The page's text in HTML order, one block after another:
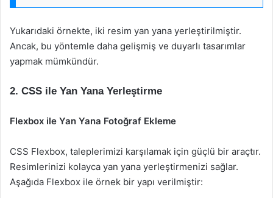
Yukarıdaki örnekte, iki resim yan yana yerleştirilmiştir.
Ancak, bu yöntemle daha gelişmiş ve duyarlı tasarımlar
yapmak mümkündür.
2. CSS ile Yan Yana Yerleştirme
Flexbox ile Yan Yana Fotoğraf Ekleme
CSS Flexbox, taleplerimizi karşılamak için güçlü bir araçtır.
Resimlerinizi kolayca yan yana yerleştirmenizi sağlar.
Aşağıda Flexbox ile örnek bir yapı verilmiştir: